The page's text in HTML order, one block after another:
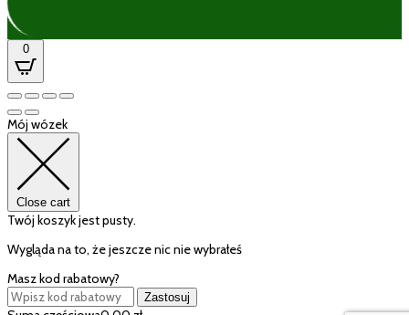
0
Mój wózek
Close cart
Twój koszyk jest pusty.
Wygląda na to, że jeszcze nic nie wybrałeś
Masz kod rabatowy?
Zastosuj